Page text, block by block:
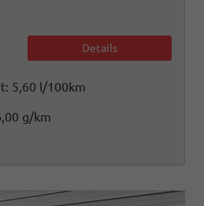
Details
5,60 l/100km
g/km